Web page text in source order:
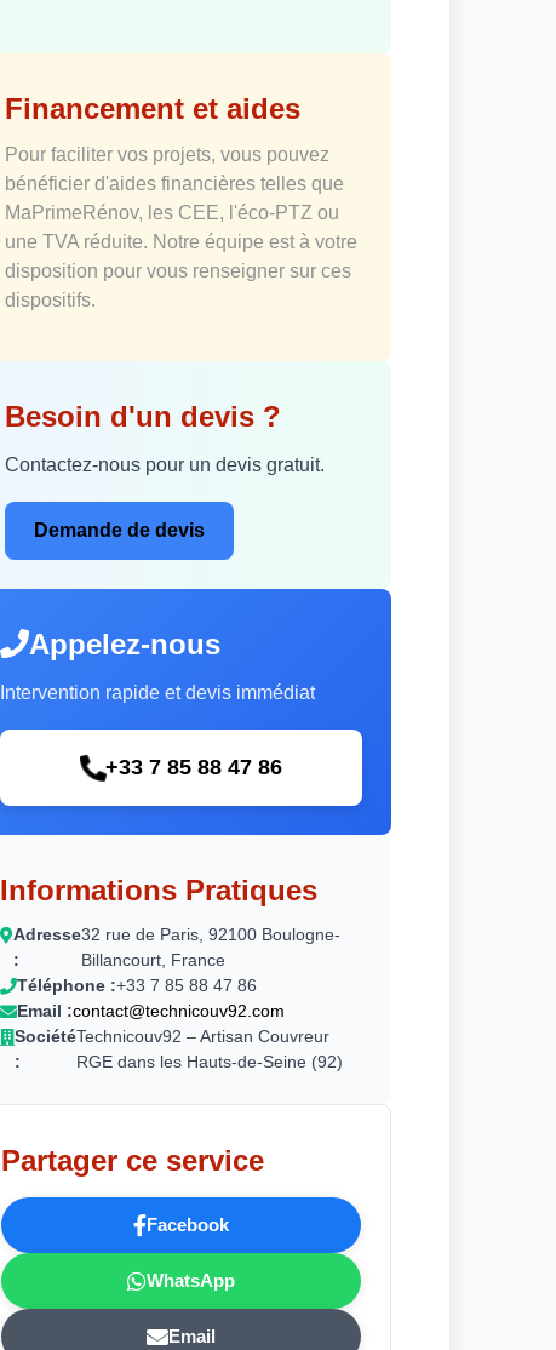
Financement et aides
Pour faciliter vos projets, vous pouvez
bénéficier d'aides financières telles que
MaPrimeRénov, les CEE, l'éco-PTZ ou
une TVA réduite. Notre équipe est à votre
disposition pour vous renseigner sur ces
dispositifs.
Besoin d'un devis ?
Contactez-nous pour un devis gratuit.
Demande de devis
Appelez-nous
Intervention rapide et devis immédiat
+33 7 85 88 47 86
Informations Pratiques
Adresse
:
32 rue de Paris, 92100 Boulogne-
Billancourt, France
Téléphone :+33 7 85 88 47 86
Email :contact@technicouv92.com
Société
:
Technicouv92 – Artisan Couvreur
RGE dans les Hauts-de-Seine (92)
Partager ce service
Facebook
WhatsApp
Email